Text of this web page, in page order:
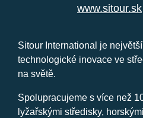
www.sitour.sk
Sitour International je
technologické inovace ve
na světě.
Spolupracujeme s více než
lyžařskými středisky,